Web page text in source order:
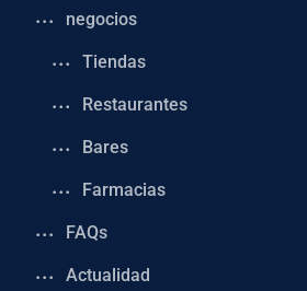
negocios
Tiendas
Restaurantes
Bares
Farmacias
FAQs
Actualidad